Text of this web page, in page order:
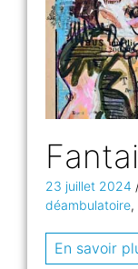
23 juillet 2024
déambulatoire,
En savoir